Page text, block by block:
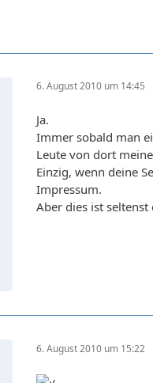
6. August 2010 um 14:45
Ja.
Immer sobald man
Leute von dort
Einzig, wenn deine
Impressum.
Aber dies ist seltenst
6. August 2010 um 15:22